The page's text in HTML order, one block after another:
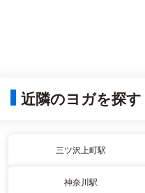
近隣のヨガを探す
三ツ沢上町駅
神奈川駅